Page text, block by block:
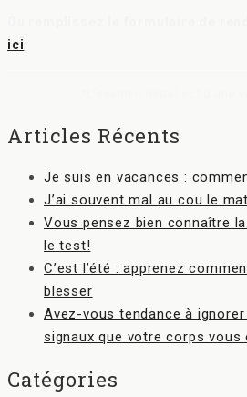
ici
Articles Récents
Je suis en vacances :
J’ai souvent mal au cou le
Vous pensez bien connaître
le test!
C’est l’été : apprenez
blesser
Avez-vous tendance à
signaux que votre corps vous
Catégories